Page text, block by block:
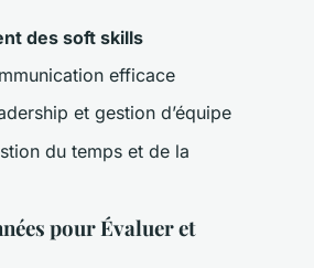
des soft skills
efficace
et gestion d’équipe
du temps et de la
pour Évaluer et